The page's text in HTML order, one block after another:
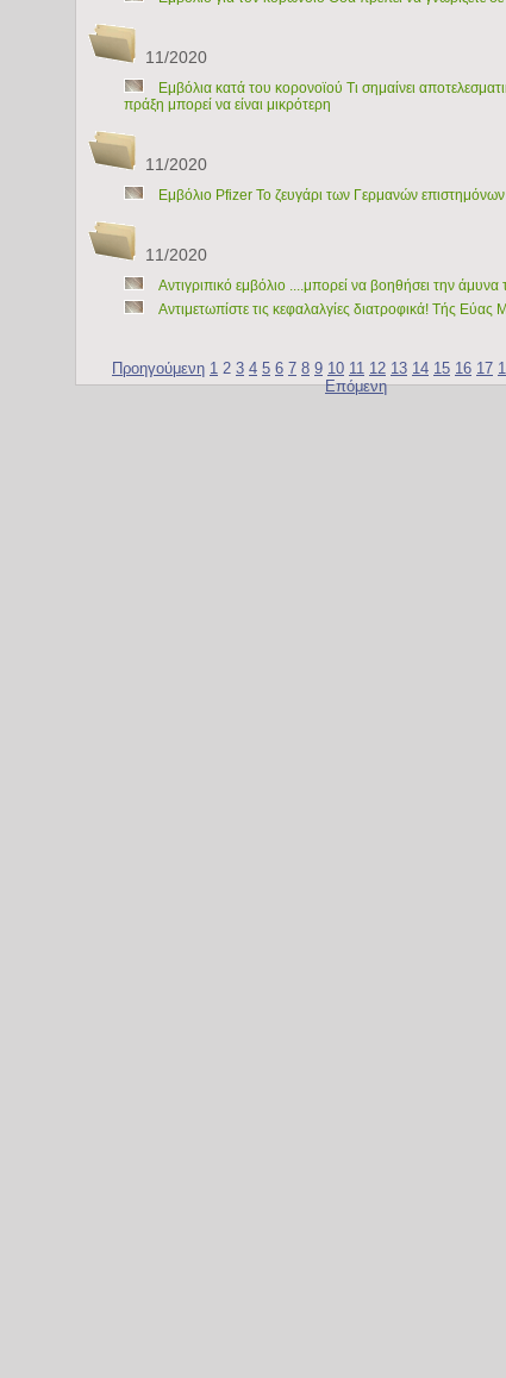
11/2020
Εμβόλια κατά του κορονοϊού Τι σημαίνει
πράξη μπορεί να είναι μικρότερη
11/2020
Εμβόλιο Pfizer To ζευγάρι των Γερμανών
11/2020
Αντιγριπικό εμβόλιο ....μπορεί να βοηθήσει την
Aντιμετωπίστε τις κεφαλαλγίες διατροφικά! Τής Εύας
Προηγούμενη 1 2 3 4 5 6 7 8 9 10 11 12 13 14 15 16 17
Επόμενη